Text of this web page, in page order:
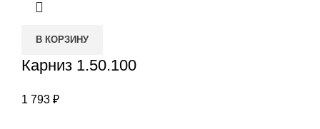
В КОРЗИНУ
Карниз 1.50.100
1 793 ₽